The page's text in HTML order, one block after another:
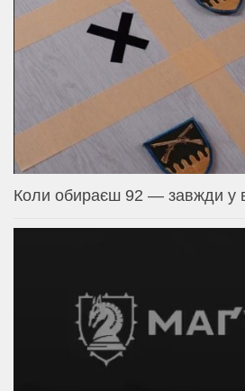
Коли обираєш 92 — завжди